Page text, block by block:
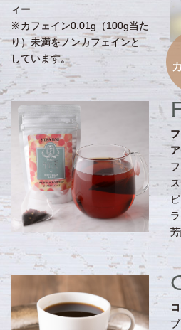
ィー
※カフェイン0.01g（100g当た
り）未満をノンカフェインと
しています。